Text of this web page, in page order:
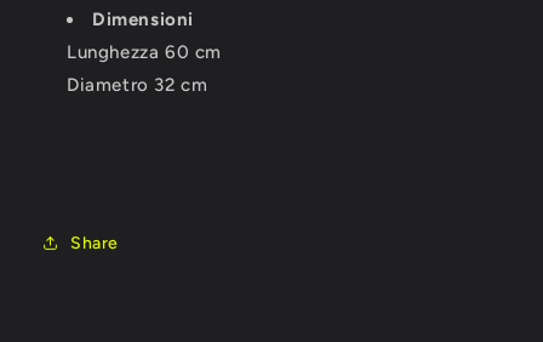
Dimensioni
Lunghezza 60 cm
Diametro 32 cm
Share